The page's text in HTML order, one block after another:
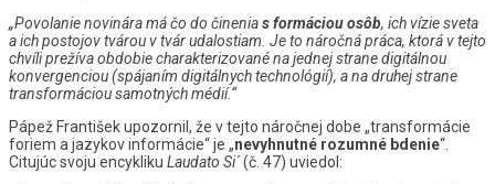
„Povolanie novinára má čo do činenias formáciou osôb, ich vízie sveta
a ich postojov tvárou v tvár udalostiam. Je to náročná práca, ktorá v tejto
chvíli prežíva obdobie charakterizované na jednej strane digitálnou
konvergenciou (spájaním digitálnych technológií), a na druhej strane
transformáciou samotných médií.“
Pápež František upozornil, že v tejto náročnej dobe „transformácie
foriem a jazykov informácie“ je „nevyhnutné rozumné bdenie“.
Citujúc svoju encykliku Laudato Si´(č. 47) uviedol: